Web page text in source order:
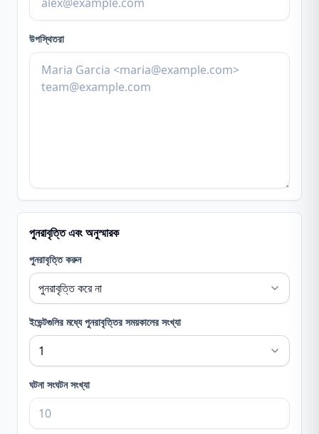
উপস্থিতরা
পুনরাবৃত্তি এবং অনুস্মারক
পুনরাবৃত্তি করুন
ইভেন্টগুলির মধ্যে পুনরাবৃত্তির সময়কালের সংখ্যা
ঘটনা সংঘটন সংখ্যা